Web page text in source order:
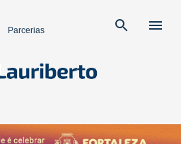
Parcerias